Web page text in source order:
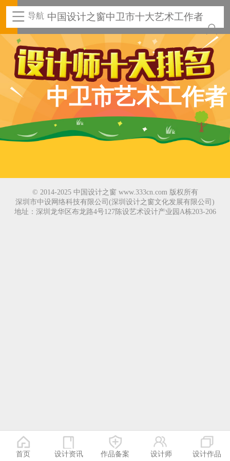
导航 中国设计之窗中卫市十大艺术工作者
中卫市艺术工作者
© 2014-2025 中国设计之窗 www.333cn.com 版权所有
深圳市中设网络科技有限公司(深圳设计之窗文化发展有限公司)
地址：深圳龙华区布龙路4号127陈设艺术设计产业园A栋203-206
首页 设计资讯 作品备案 设计师 设计作品